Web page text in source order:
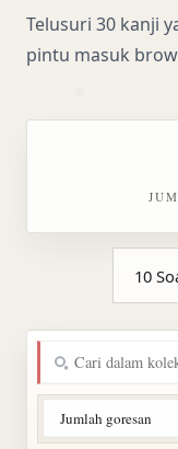
Telusuri 30 kanji
pintu masuk